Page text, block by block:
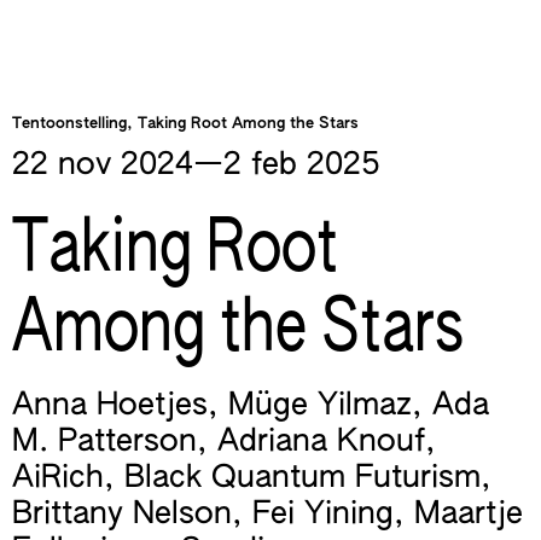
Tentoonstelling, Taking Root Among the Stars
22 nov 2024—​2 feb 2025
Taking Root
Among the Stars
Anna Hoetjes, Müge Yilmaz, Ada
M. Patterson, Adriana Knouf,
AiRich, Black Quantum Futurism,
Brittany Nelson, Fei Yining, Maartje